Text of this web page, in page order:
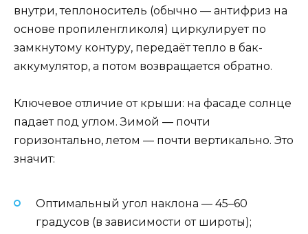
внутри, теплоноситель (обычно — антифриз на
основе пропиленгликоля) циркулирует по
замкнутому контуру, передаёт тепло в бак-
аккумулятор, а потом возвращается обратно.
Ключевое отличие от крыши: на фасаде солнце
падает под углом. Зимой — почти
горизонтально, летом — почти вертикально. Это
значит:
Оптимальный угол наклона — 45–60
градусов (в зависимости от широты);